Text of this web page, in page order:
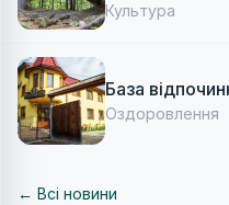
Культура
База
Оздоровлення
← Всі новини